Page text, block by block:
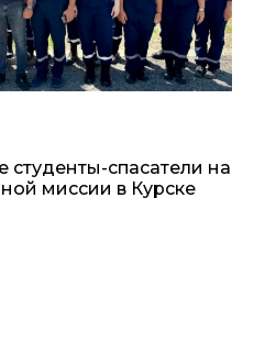
студенты-спасатели на
миссии в Курске